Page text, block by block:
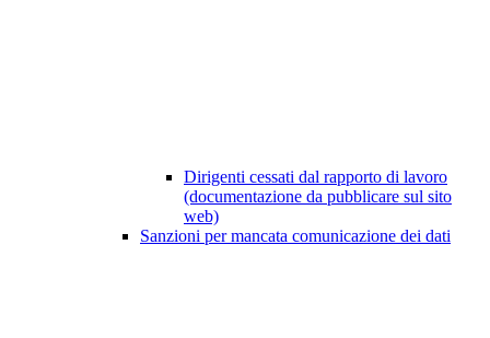
Dirigenti cessati dal rapporto di lavoro
(documentazione da pubblicare sul sito
web)
Sanzioni per mancata comunicazione dei dati